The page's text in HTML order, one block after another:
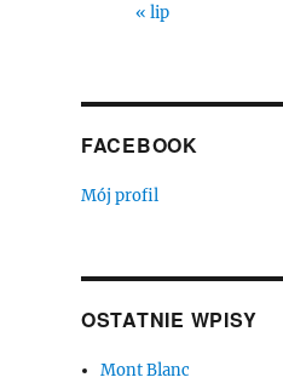
« lip
FACEBOOK
Mój profil
OSTATNIE WPISY
Mont Blanc